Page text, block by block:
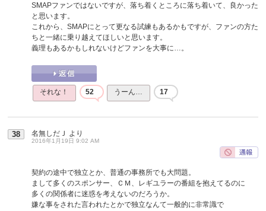
SMAPファンではないですが、落ち着くところに落ち着いて、良かった
と思います。
これから、SMAPにとって更なる試練もあるかもですが、ファンの方た
ちと一緒に乗り越えてほしいと思います。
義理もあるかもしれないけどファンを大事に…。
それな！ 52 うーん… 17
38 名無しだＪ より
2016年1月19日 9:02 AM
契約の途中で独立とか、普通の事務所でも大問題。
まして多くのスポンサー、ＣＭ、レギユラーの番組を抱えてるのに
多くの関係者に迷惑を考えないのだろうか。
嫌な事をされた言われたとかで独立なんて一般的に非常識で